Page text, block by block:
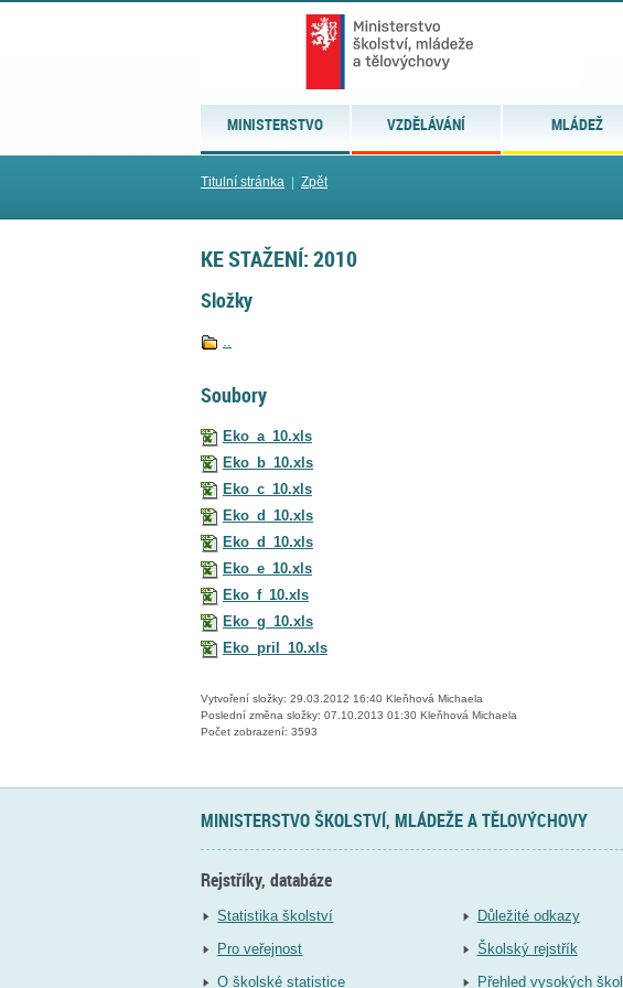
MINISTERSTVO VZDĚLÁVÁNÍ MLÁDEŽ
Titulní stránka Zpět
KE STAŽENÍ: 2010
Složky
..
Soubory
Eko_a_10.xls
Eko_b_10.xls
Eko_c_10.xls
Eko_d_10.xls
Eko_d_10.xls
Eko_e_10.xls
Eko_f_10.xls
Eko_g_10.xls
Eko_pril_10.xls
Vytvoření složky: 29.03.2012 16:40 Kleňhová Michaela
Poslední změna složky: 07.10.2013 01:30 Kleňhová Michaela
Počet zobrazení: 3593
MINISTERSTVO ŠKOLSTVÍ, MLÁDEŽE A TĚLOVÝCHOVY
Rejstříky, databáze
Statistika školství
Pro veřejnost
O školské statistice
Důležité odkazy
Školský rejstřík
Přehled vysokých škol